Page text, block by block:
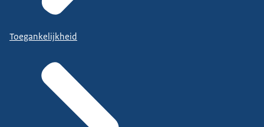
Toegankelijkheid